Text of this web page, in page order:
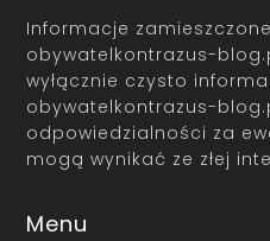
Informacje
obywatelkontrazus-
wyłącznie czysto
obywatelkontrazus-
odpowiedzialności za
mogą wynikać ze złej
Menu